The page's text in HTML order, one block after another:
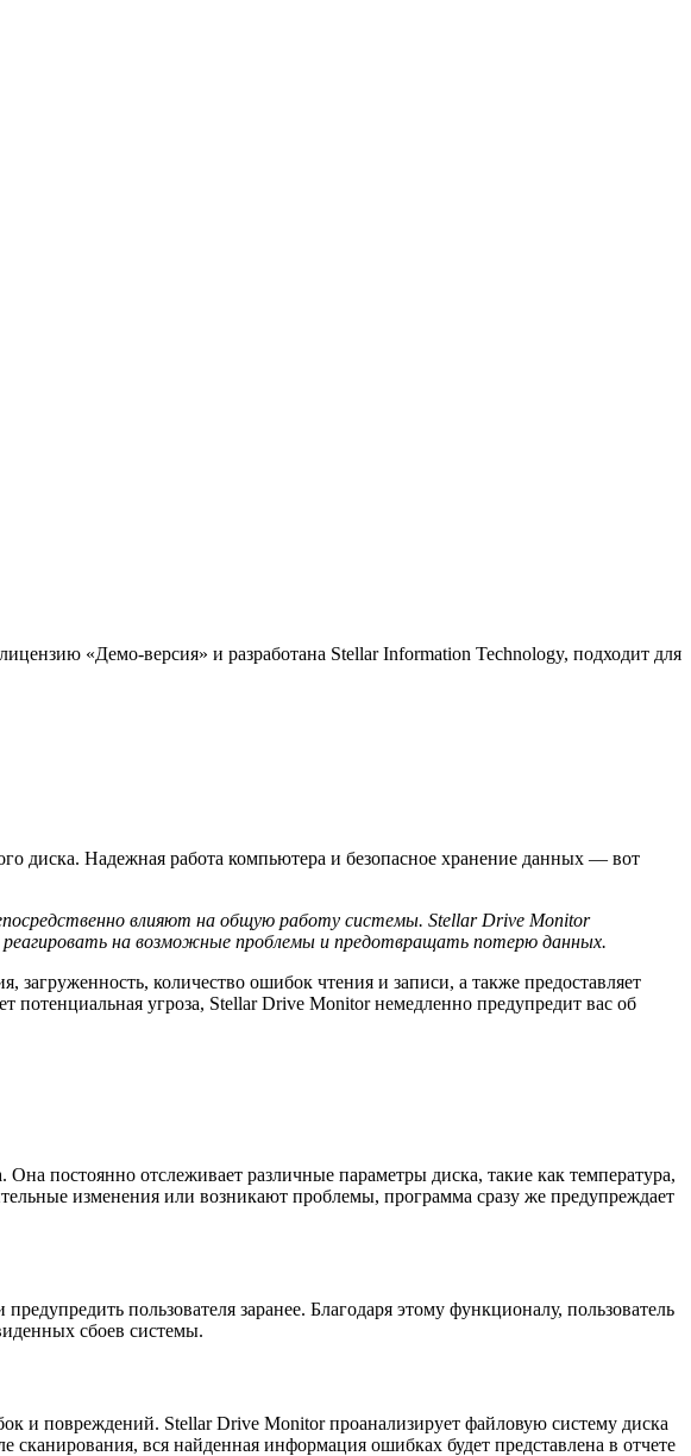
«Демо-версия» и разработана Stellar Information Technology, подходит для
диска. Надежная работа компьютера и безопасное хранение данных — вот
влияют на общую работу системы. Stellar Drive Monitor
на возможные проблемы и предотвращать потерю данных.
количество ошибок чтения и записи, а также предоставляет
потенциальная угроза, Stellar Drive Monitor немедленно предупредит вас об
постоянно отслеживает различные параметры диска, такие как температура,
изменения или возникают проблемы, программа сразу же предупреждает
пользователя заранее. Благодаря этому функционалу, пользователь
сбоев системы.
и повреждений. Stellar Drive Monitor проанализирует файловую систему диска
вся найденная информация ошибках будет представлена в отчете